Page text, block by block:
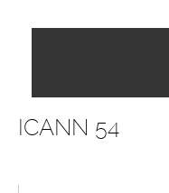
ICANN 54